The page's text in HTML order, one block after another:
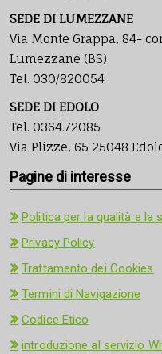
SEDE DI LUMEZZANE
Via Monte Grappa, 84-
Lumezzane (BS)
Tel. 030/820054
SEDE DI EDOLO
Tel. 0364.72085
Via Plizze, 65 25048
Pagine di interesse
Politica per la qualità e la
Privacy Policy
Trattamento dei Cookies
Termini di Navigazione
Codice Etico
introduzione al servizio